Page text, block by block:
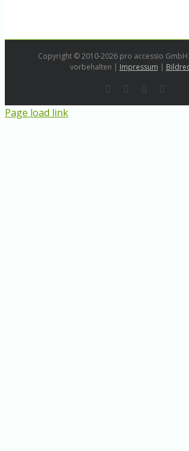
Copyright © 2010-2026 pro accessio
vorbehalten | Impressum |
LinkedInInstagram
Page load link